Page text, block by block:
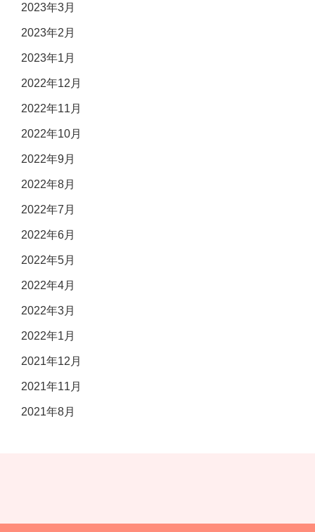
2023年3月
2023年2月
2023年1月
2022年12月
2022年11月
2022年10月
2022年9月
2022年8月
2022年7月
2022年6月
2022年5月
2022年4月
2022年3月
2022年1月
2021年12月
2021年11月
2021年8月